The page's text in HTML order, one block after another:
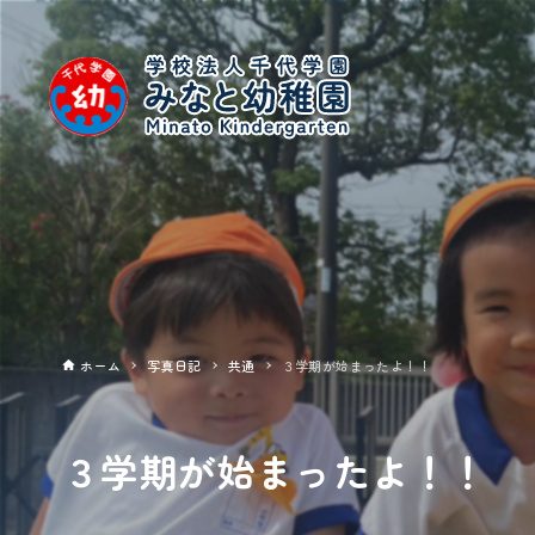
ホーム 写真日記 共通 ３学期が始まったよ！！
３学期が始まったよ！！
2023年01月06日 共通